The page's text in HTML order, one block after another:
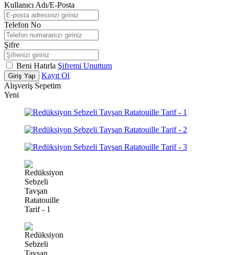
Kullanıcı Adı/E-Posta
Telefon No
Şifre
Beni Hatırla Şifremi Unuttum
Giriş Yap
Kayıt Ol
Alışveriş Sepetim
Yeni